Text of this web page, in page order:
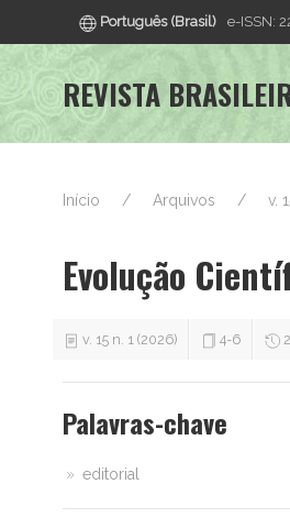
Português (Brasil) e-ISSN:
REVISTA
Início Arquivos v.
Evolução
v. 15 n. 1 (2026) 4-6
Palavras-chave
editorial